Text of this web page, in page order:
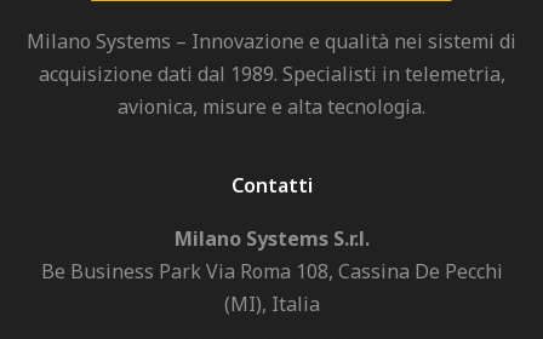
Milano Systems – Innovazione e qualità nei sistemi di
acquisizione dati dal 1989. Specialisti in telemetria,
avionica, misure e alta tecnologia.
Contatti
Milano Systems S.r.l.
Be Business Park Via Roma 108, Cassina De Pecchi
(MI), Italia